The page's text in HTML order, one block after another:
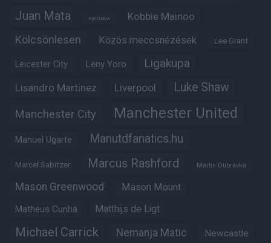
Juan Mata Karl Darlow Kobbie Mainoo
Kölcsönlesen Közös meccsnézések Lee Grant
Leicester City Leny Yoro Ligakupa
Lisandro Martinez Liverpool Luke Shaw
Manchester City Manchester United
Manuel Ugarte Manutdfanatics.hu
Marcel Sabitzer Marcus Rashford Martin Dubravka
Mason Greenwood Mason Mount
Matheus Cunha Matthijs de Ligt
Michael Carrick Nemanja Matic Newcastle